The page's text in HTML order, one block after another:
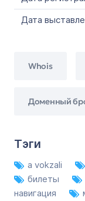
Дата
Whois
Доменный
Тэги
a vokzali
билеты
навигация